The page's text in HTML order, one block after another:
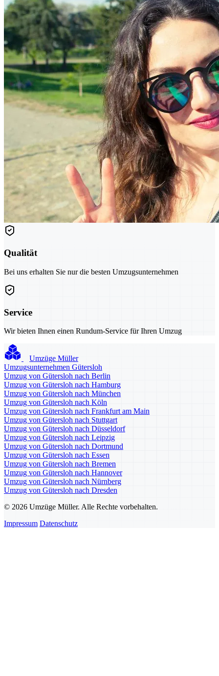
Qualität
Bei uns erhalten Sie nur die besten Umzugsunternehmen
Service
Wir bieten Ihnen einen Rundum-Service für Ihren Umzug
Umzüge Müller
Umzugsunternehmen Gütersloh
Umzug von Gütersloh nach Berlin
Umzug von Gütersloh nach Hamburg
Umzug von Gütersloh nach München
Umzug von Gütersloh nach Köln
Umzug von Gütersloh nach Frankfurt am Main
Umzug von Gütersloh nach Stuttgart
Umzug von Gütersloh nach Düsseldorf
Umzug von Gütersloh nach Leipzig
Umzug von Gütersloh nach Dortmund
Umzug von Gütersloh nach Essen
Umzug von Gütersloh nach Bremen
Umzug von Gütersloh nach Hannover
Umzug von Gütersloh nach Nürnberg
Umzug von Gütersloh nach Dresden
© 2026 Umzüge Müller. Alle Rechte vorbehalten.
Impressum Datenschutz